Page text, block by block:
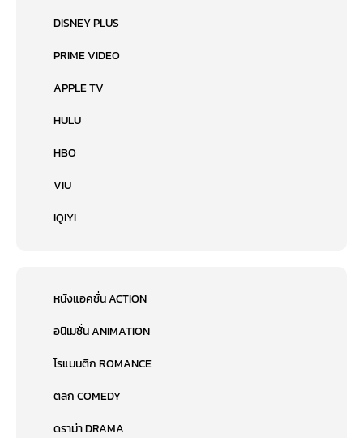
DISNEY PLUS
PRIME VIDEO
APPLE TV
HULU
HBO
VIU
IQIYI
หนังแอคชั่น ACTION
อนิเมชั่น ANIMATION
โรแมนติก ROMANCE
ตลก COMEDY
ดราม่า DRAMA